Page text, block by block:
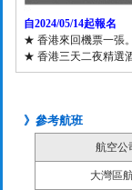
自2024/05/14起報名
★ 香港來回機票一張。
★ 香港三天二夜精選
》參考航班
航空公
大灣區